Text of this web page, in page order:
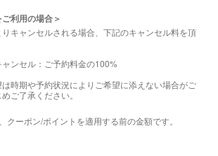
利用の場合＞
キャンセルされる場合、下記のキャンセル料を頂
ンセル：ご予約料金の100%
時期や予約状況によりご希望に添えない場合がご
ご了承ください。
クーポン/ポイントを適用する前の金額です。